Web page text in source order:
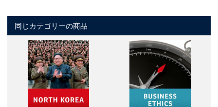
同じカテゴリーの商品